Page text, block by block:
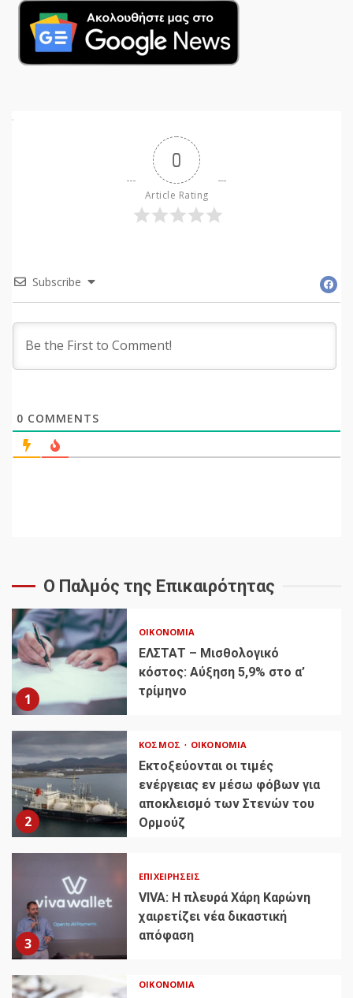
0
Article Rating
Subscribe
0 COMMENTS
Ο Παλμός της Επικαιρότητας
1
ΟΙΚΟΝΟΜΊΑ
ΕΛΣΤΑΤ – Μισθολογικό
κόστος: Αύξηση 5,9% στο α’
τρίμηνο
2
ΚΌΣΜΟΣ ΟΙΚΟΝΟΜΊΑ
Εκτοξεύονται οι τιμές
ενέργειας εν μέσω φόβων για
αποκλεισμό των Στενών του
Ορμούζ
3
ΕΠΙΧΕΙΡΉΣΕΙΣ
VIVA: Η πλευρά Χάρη Καρώνη
χαιρετίζει νέα δικαστική
απόφαση
ΟΙΚΟΝΟΜΊΑ